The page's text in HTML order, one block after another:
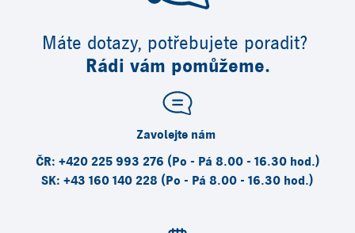
Máte dotazy, potřebujete poradit?
Rádi vám pomůžeme.
Zavolejte nám
ČR: +420 225 993 276 (Po - Pá 8.00 - 16.30 hod.)
SK: +43 160 140 228 (Po - Pá 8.00 - 16.30 hod.)